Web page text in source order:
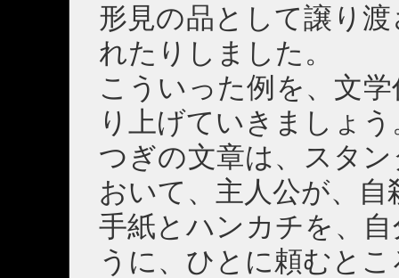
形見の品として譲り
れたりしました。
こういった例を、文
り上げていきましょう
つぎの文章は、スタ
おいて、主人公が、
手紙とハンカチを、
うに、ひとに頼むと